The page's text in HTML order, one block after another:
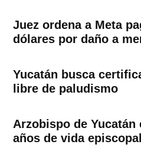
Juez ordena a Meta
dólares por daño a
Yucatán busca
libre de paludismo
Arzobispo de Yucatán
años de vida